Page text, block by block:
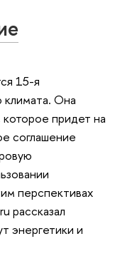
15-я
Она
которое придет на
соглашение
перспективах
рассказал
энергетики и